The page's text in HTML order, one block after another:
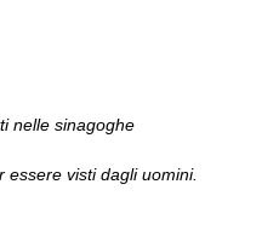
nelle sinagoghe
essere visti dagli uomini.